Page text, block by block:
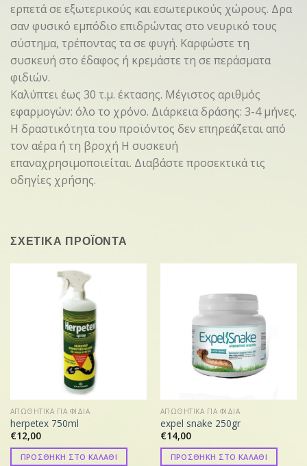
ερπετά σε εξωτερικούς και εσωτερικούς χώρους. Δρα
σαν φυσικό εμπόδιο επιδρώντας στο νευρικό τους
σύστημα, τρέποντας τα σε φυγή. Καρφώστε τη
συσκευή στο έδαφος ή κρεμάστε τη σε περάσματα
φιδιών.
Καλύπτει έως 30 τ.μ. έκτασης. Μέγιστος αριθμός
εφαρμογών: όλο το χρόνο. Διάρκεια δράσης: 3-4 μήνες.
Η δραστικότητα του προϊόντος δεν επηρεάζεται από
τον αέρα ή τη βροχή Η συσκευή
επαναχρησιμοποιείται. Διαβάστε προσεκτικά τις
οδηγίες χρήσης.
ΣΧΕΤΙΚΑ ΠΡΟΪΟΝΤΑ
ΑΠΩΘΗΤΙΚΑ ΓΙΑ ΦΙΔΙΑ
herpetex 750ml
€12,00
ΠΡΟΣΘΗΚΗ ΣΤΟ ΚΑΛΑΘΙ
ΑΠΩΘΗΤΙΚΑ ΓΙΑ ΦΙΔΙΑ
expel snake 250gr
€14,00
ΠΡΟΣΘΗΚΗ ΣΤΟ ΚΑΛΑΘΙ